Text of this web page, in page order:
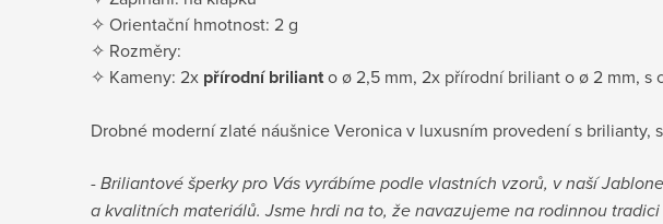
✧ Orientační hmotnost: 2 g
✧ Rozměry:
✧ Kameny: 2x přírodní brilianto ø 2,5 mm, 2x přírodní briliant o ø 2 mm, s
Drobné moderní zlaté náušnice Veronica v luxusním provedení s brilianty,
- Briliantové šperky pro Vás vyrábíme podle vlastních vzorů, v naší
a kvalitních materiálů. Jsme hrdi na to, že navazujeme na rodinnou